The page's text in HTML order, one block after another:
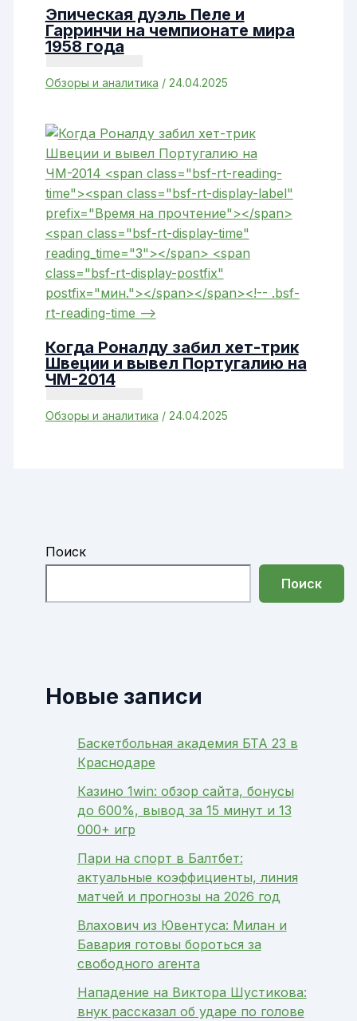
Эпическая дуэль Пеле и
Гарринчи на чемпионате мира
1958 года
Обзоры и аналитика / 24.04.2025
Когда Роналду забил хет-трик
Швеции и вывел Португалию на
ЧМ-2014
Обзоры и аналитика / 24.04.2025
Поиск
Поиск
Новые записи
Баскетбольная академия БТА 23 в
Краснодаре
Казино 1win: обзор сайта, бонусы
до 600%, вывод за 15 минут и 13
000+ игр
Пари на спорт в Балтбет:
актуальные коэффициенты, линия
матчей и прогнозы на 2026 год
Влахович из Ювентуса: Милан и
Бавария готовы бороться за
свободного агента
Нападение на Виктора Шустикова:
внук рассказал об ударе по голове